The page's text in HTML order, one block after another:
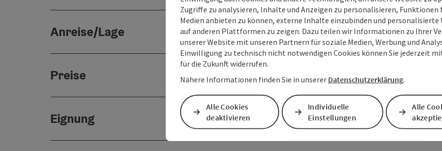
Anreise/Lage
Preise
Eignung
Zugriffe zu analysieren, Inhalte und Anzeigen zu personalisieren, Funktionen
Medien anbieten zu können, externe Inhalte einzubinden und personalisierte
auf anderen Plattformen zu zeigen. Dazu teilen wir Informationen zu Ihrer
unserer Website mit unseren Partnern für soziale Medien, Werbung und
Einwilligung zu technisch nicht notwendigen Cookies können Sie jederzeit
für die Zukunft widerrufen.
Nähere Informationen finden Sie in unserer Datenschutzerklärung.
Alle Cookies
deaktivieren
Individuelle
Einstellungen
Alle